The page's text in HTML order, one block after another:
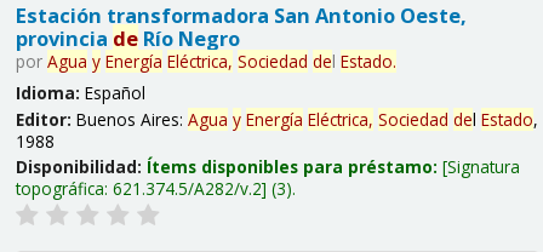
Estación transformadora San Antonio Oeste,
provincia deRío Negro
por Agua y Energía Eléctrica, Sociedad del Estado.
Idioma: Español
Editor: Buenos Aires: Agua y Energía Eléctrica, Sociedad del Estado,
1988
Disponibilidad: Ítems disponibles para préstamo: Signatura
topográfica: 621.374.5/A282/v.2 (3).